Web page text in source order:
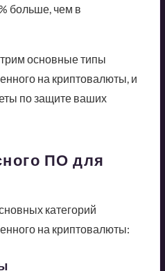
больше, чем в
основные типы
на криптовалюты, и
по защите ваших
ПО для
категорий
на криптовалюты: